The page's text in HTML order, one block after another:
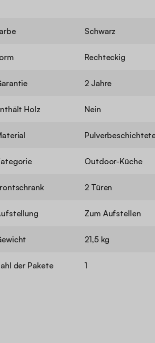
Schwarz
Rechteckig
2 Jahre
Holz Nein
Outdoor-Küche
2 Türen
Zum Aufstellen
21,5 kg
der Pakete 1